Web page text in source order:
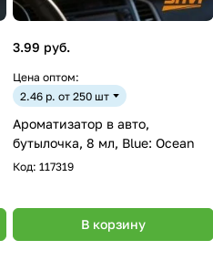
3.99 руб.
Цена оптом:
2.46 р. от 250 шт
Ароматизатор в авто,
бутылочка, 8 мл, Blue: Ocean
Код: 117319
В корзину